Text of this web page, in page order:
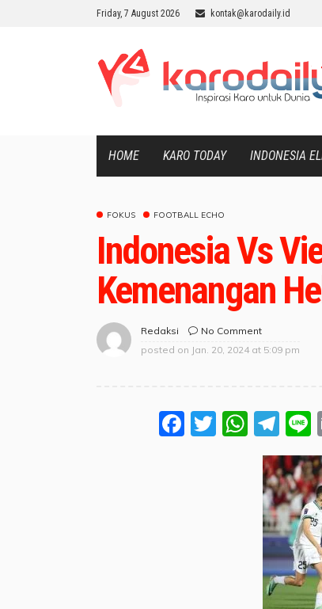
Friday, 7 August 2026 kontak@karodaily.id
HOME KARO TODAY INDONESIA
FOKUS FOOTBALL ECHO
Indonesia Vs
Kemenangan
Redaksi
No Comment
posted on Jan. 20, 2024 at 5:09 pm
Facebook
Twitter